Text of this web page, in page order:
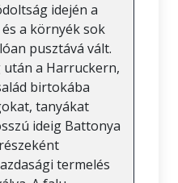
idején a
a környék sok
pusztává vált.
a Harruckern,
birtokába
tanyákat
ideig Battonya
termelés